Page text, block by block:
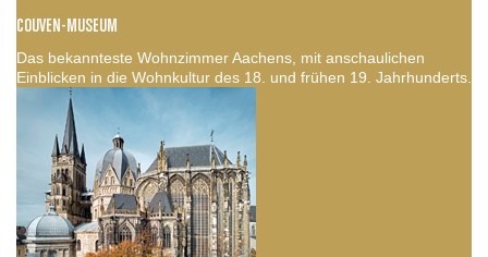
COUVEN-MUSEUM
Das bekannteste Wohnzimmer Aachens, mit anschaulichen
Einblicken in die Wohnkultur des 18. und frühen 19. Jahrhunderts.